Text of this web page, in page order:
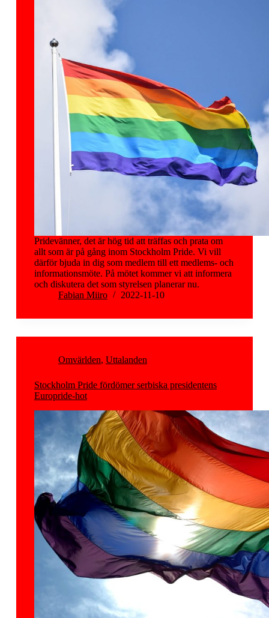
Pridevänner, det är hög tid att träffas och prata om
allt som är på gång inom Stockholm Pride. Vi vill
därför bjuda in dig som medlem till ett medlems- och
informationsmöte. På mötet kommer vi att informera
och diskutera det som styrelsen planerar nu.
Fabian Miiro
2022-11-10
Omvärlden, Uttalanden
Stockholm Pride fördömer serbiska presidentens
Europride-hot